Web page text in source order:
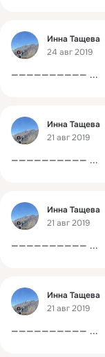
Фид
Инна Тащева
24 авг 2019
—————————— ...
Фид
Инна Тащева
21 авг 2019
—————————— ...
Фид
Инна Тащева
21 авг 2019
—————————— ...
Фид
Инна Тащева
21 авг 2019
—————————— ...